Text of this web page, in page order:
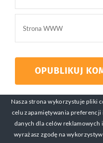
Nasza strona wykorzystuje pliki
celu zapamiętywania
danych dla celów reklamowych
wyrażasz zgodę na